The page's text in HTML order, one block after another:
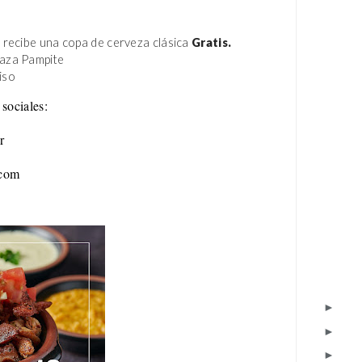
una copa de cerveza clásica Gratis.
Pampite
►
►
►